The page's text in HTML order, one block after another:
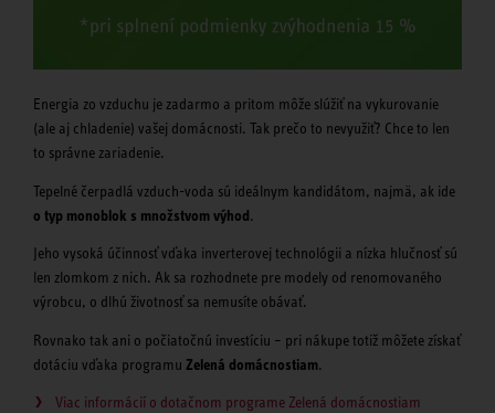
Energia zo vzduchu je zadarmo a pritom môže slúžiť na vykurovanie
(ale aj chladenie) vašej domácnosti. Tak prečo to nevyužiť? Chce to len
to správne zariadenie.
Tepelné čerpadlá vzduch-voda sú ideálnym kandidátom, najmä, ak ide
o typ monoblok s množstvom výhod.
Jeho vysoká účinnosť vďaka inverterovej technológii a nízka hlučnosť sú
len zlomkom z nich. Ak sa rozhodnete pre modely od renomovaného
výrobcu, o dlhú životnosť sa nemusíte obávať.
Rovnako tak ani o počiatočnú investíciu – pri nákupe totiž môžete získať
dotáciu vďaka programu Zelená domácnostiam.
Viac informácií o dotačnom programe Zelená domácnostiam